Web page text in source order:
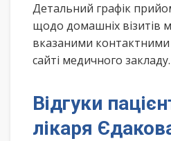
Детальний графік
щодо домашніх візитів
вказаними
сайті медичного закладу.
Відгуки
лікаря